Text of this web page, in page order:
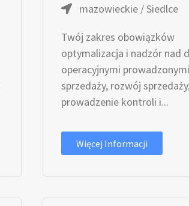
mazowieckie / Siedlce
Twój zakres obowiązków
optymalizacja i nadzór nad
operacyjnymi
sprzedaży, rozwój
prowadzenie kontroli i...
Więcej Informacji